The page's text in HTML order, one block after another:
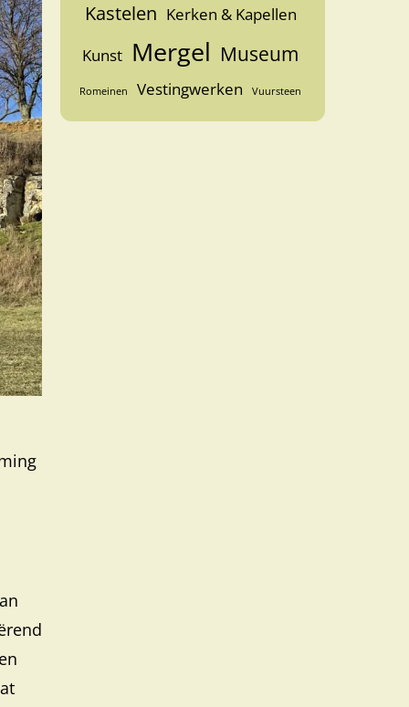
Kastelen Kerken & Kapellen
Kunst Mergel Museum
Romeinen Vestingwerken Vuursteen